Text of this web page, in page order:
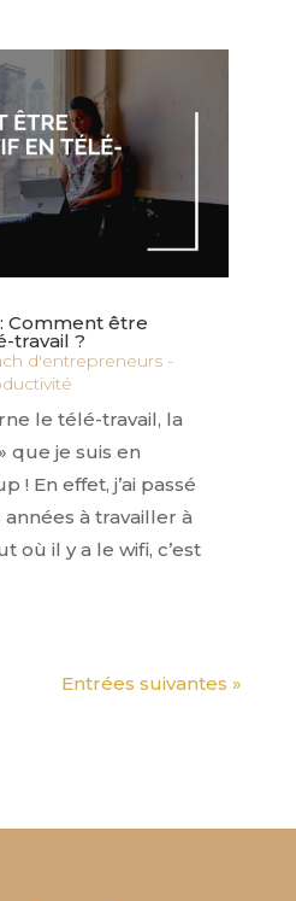
Comment être
travail ?
d'entrepreneurs -
le télé-travail, la
que je suis en
! En effet, j’ai passé
à travailler à
où il y a le wifi, c’est
Entrées suivantes »